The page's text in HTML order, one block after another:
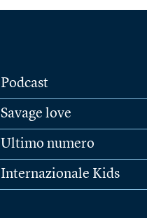
Podcast
Savage love
Ultimo numero
Internazionale Kids